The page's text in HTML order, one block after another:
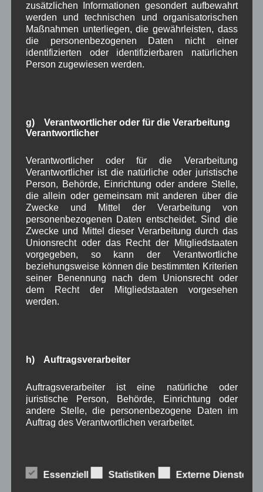
Schlagwörter
1250-Jahre ,AlpenRaum ,Arbeitsgruppe 1-13 ,
Dorferneuerung , Dorfleben ,
Gesundheit , Gewerbe , Haushalt ,
historische Bilder , Infrastruktur ,Isarkies ,
Kirche ,Kunsthandwerk Landwirtschaft ,
Musik , Natur und Umwelt ,Ochsenrennen
Schule , Sport , Tagespflege , Tourismus ,
TV Umfrage , Veranstaltung , Verkehr ,
Verwaltung
Zeitung Zigarettensteig
Bauernregel im August
An St. Afra Regen kommt dem Bauern ungelegen. 7. August
zusätzlichen Informationen gesondert aufbewahrt
werden und technischen und organisatorischen
Maßnahmen unterliegen, die gewährleisten, dass
die personenbezogenen Daten nicht einer
identifizierten oder identifizierbaren natürlichen
Person zugewiesen werden.
g) Verantwortlicher oder für die Verarbeitung
Verantwortlicher
Verantwortlicher oder für die Verarbeitung
Verantwortlicher ist die natürliche oder juristische
Person, Behörde, Einrichtung oder andere Stelle,
die allein oder gemeinsam mit anderen über die
Zwecke und Mittel der Verarbeitung von
personenbezogenen Daten entscheidet. Sind die
Zwecke und Mittel dieser Verarbeitung durch das
Unionsrecht oder das Recht der Mitgliedstaaten
vorgegeben, so kann der Verantwortliche
beziehungsweise können die bestimmten Kriterien
seiner Benennung nach dem Unionsrecht oder
dem Recht der Mitgliedstaaten vorgesehen
werden.
h) Auftragsverarbeiter
Auftragsverarbeiter ist eine natürliche oder
juristische Person, Behörde, Einrichtung oder
andere Stelle, die personenbezogene Daten im
Auftrag des Verantwortlichen verarbeitet.
i) Empfänger
Essenziell Statistiken Externe Dienste